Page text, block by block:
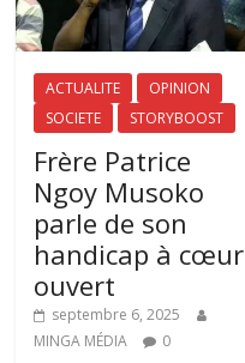
ACTUALITE
OPINION
SOCIETE
STORYBOOST
Frère Patrice
Ngoy Musoko
parle de son
handicap à cœur
ouvert
septembre 6, 2025
MINGA MÉDIA
0